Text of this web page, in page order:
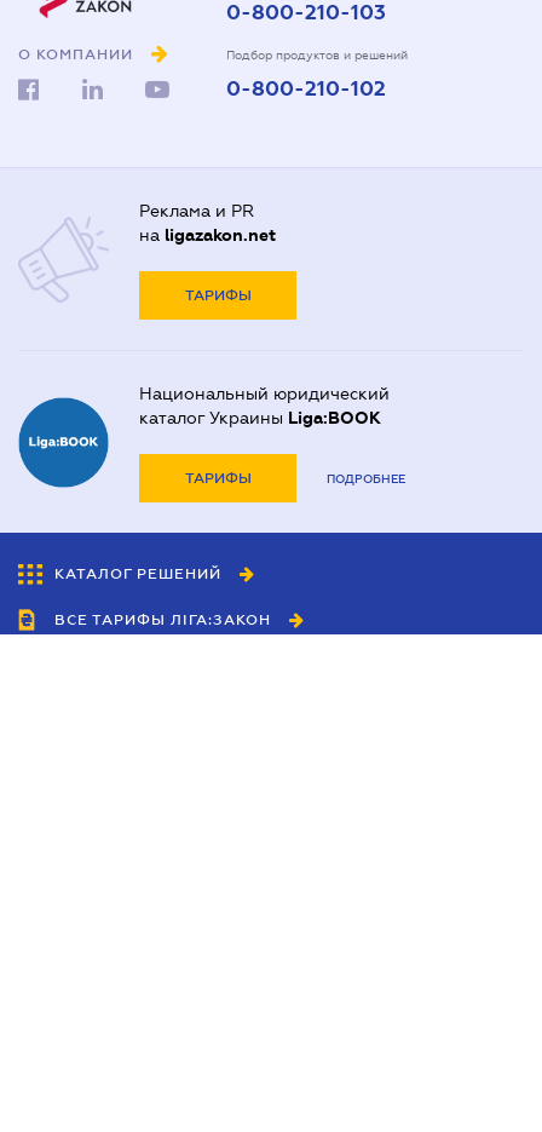
О КОМПАНИИ
0-800-210-103
Подбор продуктов и решений
0-800-210-102
Реклама и PR
на ligazakon.net
ТАРИФЫ
Национальный юридический
каталог Украины Liga:BOOK
ТАРИФЫ ПОДРОБНЕЕ
КАТАЛОГ РЕШЕНИЙ
ВСЕ ТАРИФЫ ЛІГА:ЗАКОН